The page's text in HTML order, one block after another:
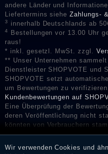
andere Länder und
Liefertermins sieheZahlungs-
3 innerhalb Deutschlands ab
4
Bestellungen vor 13.00 Uhr
raus!
* inkl. gesetzl. MwSt. zzgl.
** Unser Unternehmen
Dienstleister SHOPVOTE und
SHOPVOTE setzt
um Bewertungen zu
Kundenbewertungen auf
Eine Überprüfung der
deren Veröffentlichung nicht
könnten von Verbrauchern
Dienstleistungen gar nicht
Bewertungen verifizieren und
Wir verwenden Cookies und